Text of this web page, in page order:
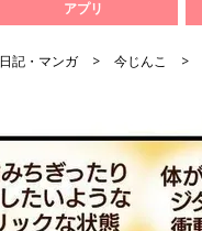
アプリ
日記・マンガ 今じんこ